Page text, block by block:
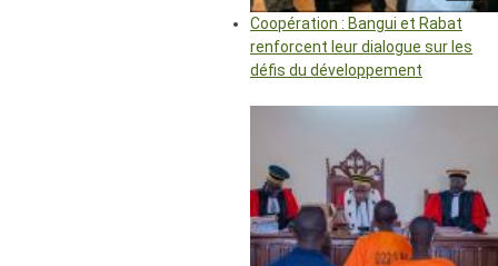
Coopération : Bangui et Rabat
renforcent leur dialogue sur les
défis du développement